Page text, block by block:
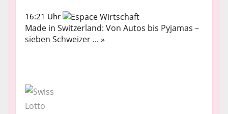
16:21 Uhr
Made in Switzerland: Von Autos bis Pyjamas –
sieben Schweizer ... »